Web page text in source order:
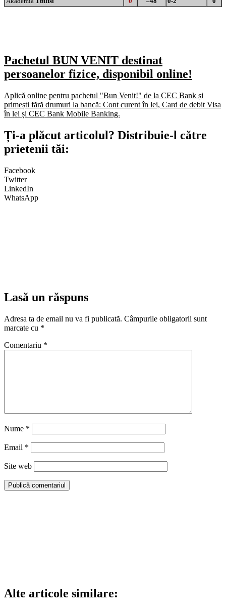
Pachetul BUN VENIT destinat
persoanelor fizice, disponibil online!
Aplică online pentru pachetul "Bun Venit!" de la CEC Bank și
primești fără drumuri la bancă: Cont curent în lei, Card de debit Visa
în lei și CEC Bank Mobile Banking.​
Ți-a plăcut articolul? Distribuie-l către
prietenii tăi:
Facebook
Twitter
LinkedIn
WhatsApp
Lasă un răspuns
Adresa ta de email nu va fi publicată. Câmpurile obligatorii sunt
marcate cu *
Comentariu *
Nume *
Email *
Site web
Alte articole similare: